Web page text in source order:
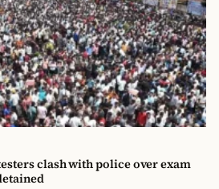
clash with police over exam